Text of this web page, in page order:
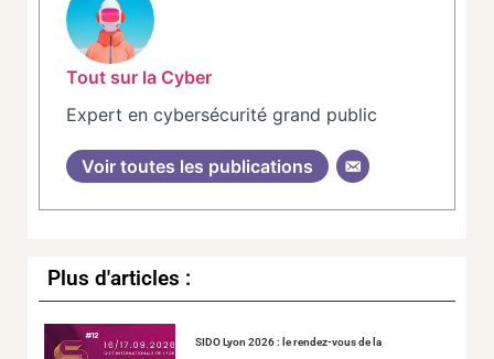
Tout sur la Cyber
Expert en cybersécurité grand public
Voir toutes les publications
Plus d'articles :
SIDO Lyon 2026 : le rendez-vous de la